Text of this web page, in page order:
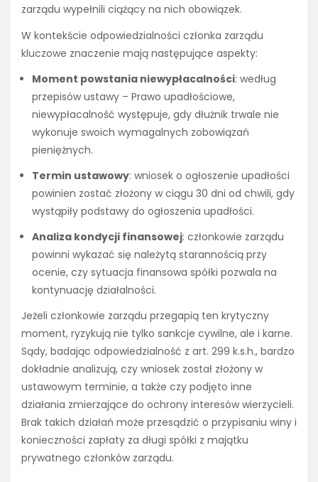
zarządu wypełnili ciążący na nich obowiązek.
W kontekście odpowiedzialności członka zarządu
kluczowe znaczenie mają następujące aspekty:
Moment powstania niewypłacalności: według
przepisów ustawy – Prawo upadłościowe,
niewypłacalność występuje, gdy dłużnik trwale nie
wykonuje swoich wymagalnych zobowiązań
pieniężnych.
Termin ustawowy: wniosek o ogłoszenie upadłości
powinien zostać złożony w ciągu 30 dni od chwili, gdy
wystąpiły podstawy do ogłoszenia upadłości.
Analiza kondycji finansowej: członkowie zarządu
powinni wykazać się należytą starannością przy
ocenie, czy sytuacja finansowa spółki pozwala na
kontynuację działalności.
Jeżeli członkowie zarządu przegapią ten krytyczny
moment, ryzykują nie tylko sankcje cywilne, ale i karne.
Sądy, badając odpowiedzialność z art. 299 k.s.h., bardzo
dokładnie analizują, czy wniosek został złożony w
ustawowym terminie, a także czy podjęto inne
działania zmierzające do ochrony interesów wierzycieli.
Brak takich działań może przesądzić o przypisaniu winy i
konieczności zapłaty za długi spółki z majątku
prywatnego członków zarządu.